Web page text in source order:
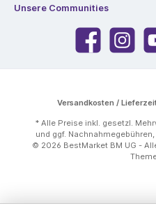
Unsere Communities
Versandkosten /
* Alle Preise inkl. gesetzl.
und ggf.
© 2026 BestMarket BM UG -